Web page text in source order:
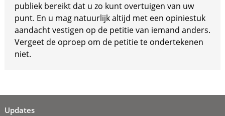
publiek bereikt dat u zo kunt overtuigen van uw
punt. En u mag natuurlijk altijd met een opiniestuk
aandacht vestigen op de petitie van iemand anders.
Vergeet de oproep om de petitie te ondertekenen
niet.
Updates